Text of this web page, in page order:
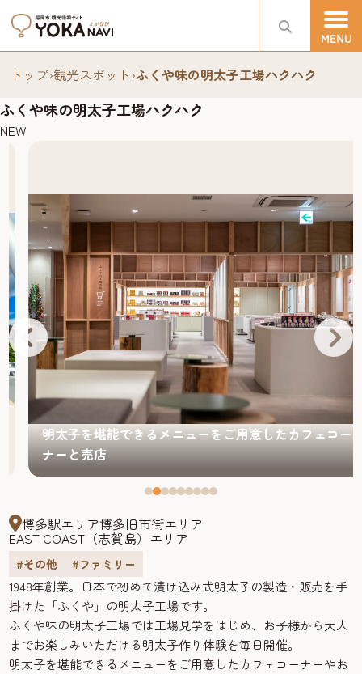
トップ›観光スポット›ふくや味の明太子工場ハクハク
ふくや味の明太子工場ハクハク
NEW
明太子を堪能できるメニューをご用意したカフェコー
ナーと売店
博多駅エリア博多旧市街エリア
EAST COAST（志賀島）エリア
#その他 #ファミリー
1948年創業。日本で初めて漬け込み式明太子の製造・販売を手
掛けた「ふくや」の明太子工場です。
ふくや味の明太子工場では工場見学をはじめ、お子様から大人
までお楽しみいただける明太子作り体験を毎日開催。
明太子を堪能できるメニューをご用意したカフェコーナーやお